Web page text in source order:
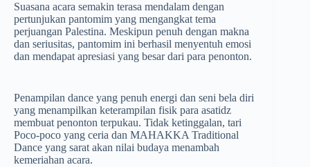
Suasana acara semakin terasa mendalam dengan
pertunjukan pantomim yang mengangkat tema
perjuangan Palestina. Meskipun penuh dengan makna
dan seriusitas, pantomim ini berhasil menyentuh emosi
dan mendapat apresiasi yang besar dari para penonton.
Penampilan dance yang penuh energi dan seni bela diri
yang menampilkan keterampilan fisik para asatidz
membuat penonton terpukau. Tidak ketinggalan, tari
Poco-poco yang ceria dan MAHAKKA Traditional
Dance yang sarat akan nilai budaya menambah
kemeriahan acara.